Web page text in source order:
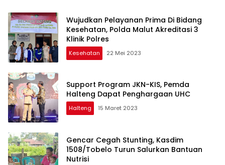
Wujudkan Pelayanan Prima Di Bidang
Kesehatan, Polda Malut Akreditasi 3
Klinik Polres
Kesehatan 22 Mei 2023
Support Program JKN-KIS, Pemda
Halteng Dapat Penghargaan UHC
Halteng 15 Maret 2023
Gencar Cegah Stunting, Kasdim
1508/Tobelo Turun Salurkan Bantuan
Nutrisi